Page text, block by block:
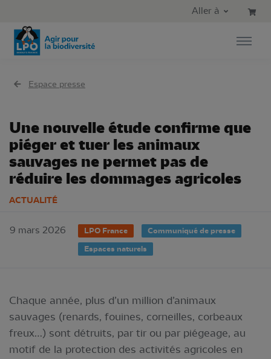
Aller au menu principal
Aller à
Espace presse
Une nouvelle étude confirme que
piéger et tuer les animaux
sauvages ne permet pas de
réduire les dommages agricoles
ACTUALITÉ
9 mars 2026 LPO France
Communiqué de presse
Espaces naturels
Chaque année, plus d’un million d’animaux
sauvages (renards, fouines, corneilles, corbeaux
freux…) sont détruits, par tir ou par piégeage, au
motif de la protection des activités agricoles en